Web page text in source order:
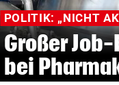
POLITIK: „NICHT
Großer
bei